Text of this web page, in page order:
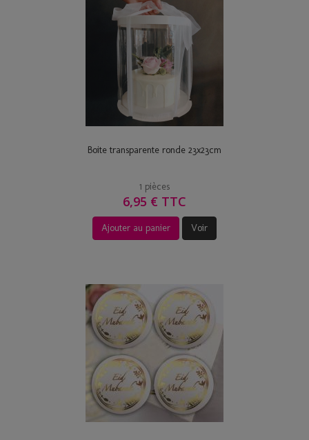
Boite transparente ronde 23x23cm
1 pièces
6,95 € TTC
Ajouter au panier Voir